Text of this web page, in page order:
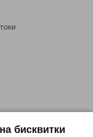
бисквитки